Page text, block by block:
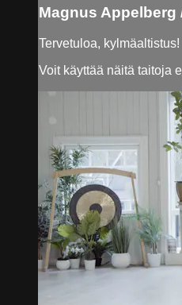
Magnus Appelberg
Tervetuloa,
Voit käyttää näitä taitoja